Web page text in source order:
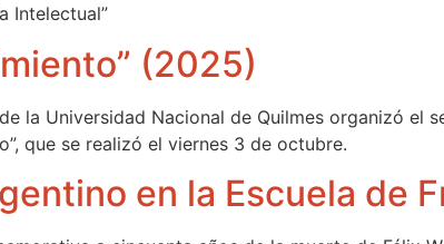
Intelectual”
(2025)
la Universidad Nacional de Quilmes organizó el
que se realizó el viernes 3 de octubre.
en la Escuela de